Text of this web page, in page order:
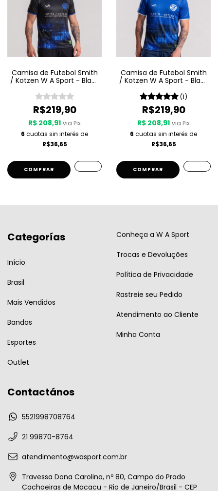
Camisa de Futebol Smith
/ Kotzen W A Sport - Black
R$219,90
R$ 208,91 via Pix
6 cuotas sin interés de
R$36,65
COMPRAR
Camisa de Futebol Smith
/ Kotzen W A Sport - Black
(1)
R$219,90
R$ 208,91 via Pix
6 cuotas sin interés de
R$36,65
COMPRAR
Categorías
Início
Brasil
Mais Vendidos
Bandas
Esportes
Outlet
Conheça a W A Sport
Trocas e Devoluções
Política de Privacidade
Rastreie seu Pedido
Atendimento ao Cliente
Minha Conta
Contactános
5521998708764
21 99870-8764
atendimento@wasport.com.br
Travessa Dona Carolina, nº 80, Campo do Prado
Cachoeiras de Macacu - Rio de Janeiro/Brasil - CEP